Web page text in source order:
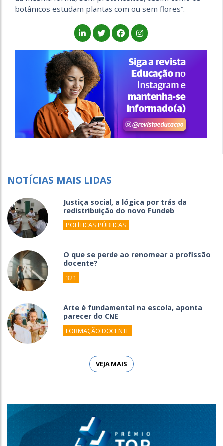
botânicos estudam plantas com ou sem flores”.
NOTÍCIAS MAIS LIDAS
Justiça social, a lógica por trás da
redistribuição do novo Fundeb
POLÍTICAS PÚBLICAS
O que se perde ao renomear a profissão
docente?
321
Arte é fundamental na escola, aponta
parecer do CNE
FORMAÇÃO DOCENTE
VEJA MAIS